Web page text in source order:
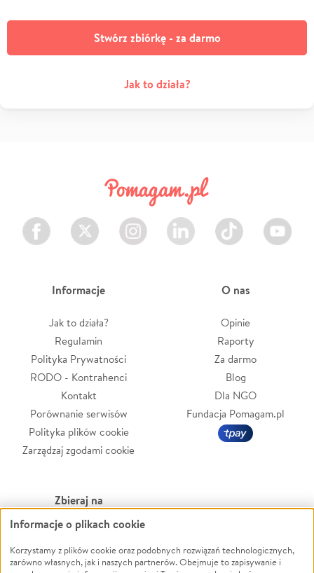
Stwórz zbiórkę - za darmo
Jak to działa?
Facebook Twitter Instagram LinkedIn TikTok Youtube
Informacje
Jak to działa?
Regulamin
Polityka Prywatności
RODO - Kontrahenci
Kontakt
Porównanie serwisów
Polityka plików cookie
Zarządzaj zgodami cookie
O nas
Opinie
Raporty
Za darmo
Blog
Dla NGO
Fundacja Pomagam.pl
Zbieraj na
Leczenie
Zwierzęta
Pożar
Powódź
Wichura
Informacje o plikach cookie
Korzystamy z plików cookie oraz podobnych rozwiązań technologicznych,
zarówno własnych, jak i naszych partnerów. Obejmuje to zapisywanie i